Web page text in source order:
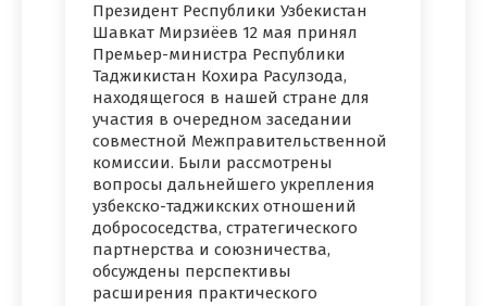
Президент Республики Узбекистан
Шавкат Мирзиёев 12 мая принял
Премьер-министра Республики
Таджикистан Кохира Расулзода,
находящегося в нашей стране для
участия в очередном заседании
совместной Межправительственной
комиссии. Были рассмотрены
вопросы дальнейшего укрепления
узбекско-таджикских отношений
добрососедства, стратегического
партнерства и союзничества,
обсуждены перспективы
расширения практического